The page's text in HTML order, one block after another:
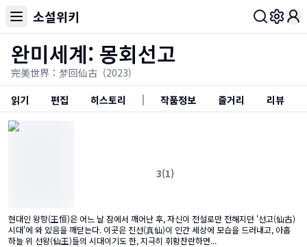
소설위키
완미세계: 몽회선고
完美世界：梦回仙古 (2023)
읽기
편집 히스토리 작품정보 줄거리 리뷰
3(1)
선협 고대 빙의 수련 초월급 구원
운명
현대인 왕항(王恒)은 어느 날 잠에서 깨어난 후, 자신이 전설로만 전해지던 '선고(仙古)
시대'에 와 있음을 깨닫는다. 이곳은 진선(真仙)이 인간 세상에 모습을 드러내고, 아홉
하늘 위 선왕(仙王)들의 시대이기도 한, 지극히 휘황찬란하면...